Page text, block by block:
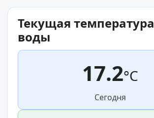
Текущая температура
воды
17.2°C
Сегодня